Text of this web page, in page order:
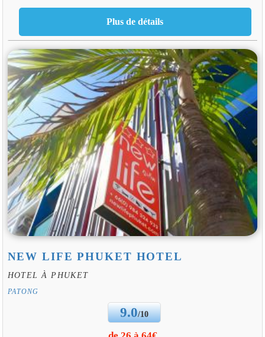
NEW LIFE PHUKET HOTEL
HOTEL À PHUKET
PATONG
9.0/10